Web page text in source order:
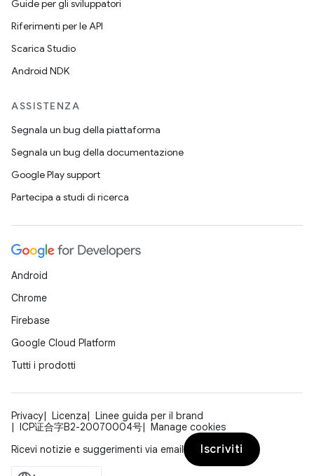
Guide per gli sviluppatori
Riferimenti per le API
Scarica Studio
Android NDK
ASSISTENZA
Segnala un bug della piattaforma
Segnala un bug della documentazione
Google Play support
Partecipa a studi di ricerca
Android
Chrome
Firebase
Google Cloud Platform
Tutti i prodotti
Privacy Licenza
Linee guida per il brand
ICP证合字B2-20070004号
Manage cookies
Ricevi notizie e suggerimenti via email
Iscriviti